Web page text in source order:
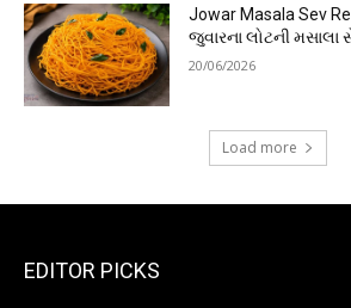
Jowar Masala Sev
જુવારના લોટની મસાલા
20/06/2026
Load more
EDITOR PICKS